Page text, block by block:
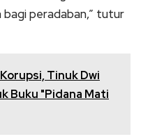
peradaban,” tutur
Tinuk Dwi
Buku "Pidana Mati